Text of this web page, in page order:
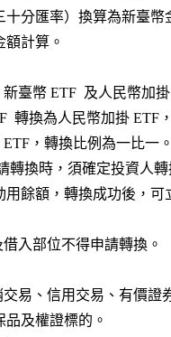
下午三時三十分匯率）換算為新
總金額計算。
上市後，新臺幣 ETF  及人民幣
新臺幣 ETF  轉換為人民幣加掛
為新臺幣 ETF，轉換比例為一比一。
投資人申請轉換時，須確定投資
帳戶之可動用餘額，轉換成功後
資買進及借入部位不得申請轉換。
當日沖銷交易、信用交易、有價
為擔保品及權證標的。